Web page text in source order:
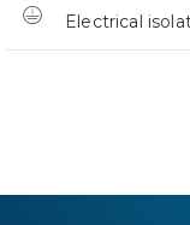
Electrical